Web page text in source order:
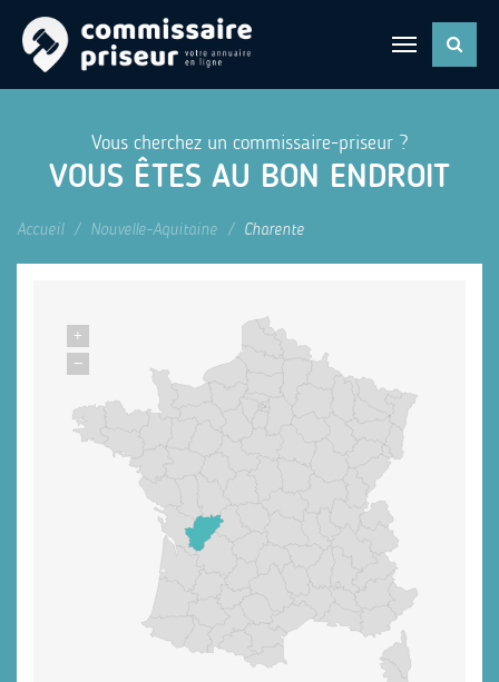
Vous cherchez un commissaire-priseur ?
VOUS ÊTES AU BON ENDROIT
Accueil Nouvelle-Aquitaine Charente
+
−